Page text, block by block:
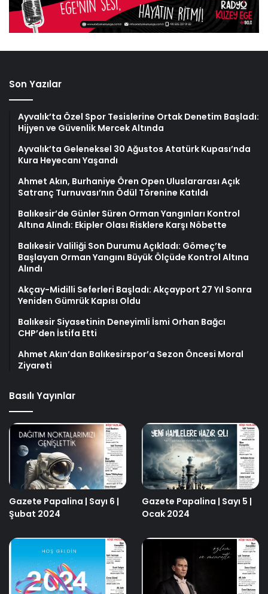
Son Yazılar
Ayvalık’ta Özel Spor Tesislerine Ortak Denetim Başladı:
Hijyen ve Güvenlik Mercek Altında
Ayvalık’ta Geleneksel 30 Ağustos Atatürk Kupası’nda
Kura Heyecanı Yaşandı
Ahmet Akın, Burhaniye Ören Open Uluslararası Açık
Satranç Turnuvası’nın Ödül Törenine Katıldı
Balıkesir’de Günler Süren Orman Yangınları Kontrol
Altına Alındı: Ekipler Olası Risklere Karşı Nöbette
Balıkesir Valiliği Son Durumu Açıkladı: Gömeç’te
Başlayan Orman Yangını Büyük Ölçüde Kontrol Altına
Alındı
Akçay-Midilli Seferleri Başladı: Akçayport 27 Yıl Sonra
Yeniden Gümrük Kapısı Oldu
Balıkesir Siyasetinin Deneyimli İsmi Orhan Bağcı
CHP’den İstifa Etti
Ahmet Akın’dan Balıkesirspor’a Sezon Öncesi Moral
Ziyareti
Basılı Yayınlar
Gazete Papalina | Sayı 6 |
Şubat 2024
Gazete Papalina | Sayı 5 |
Ocak 2024